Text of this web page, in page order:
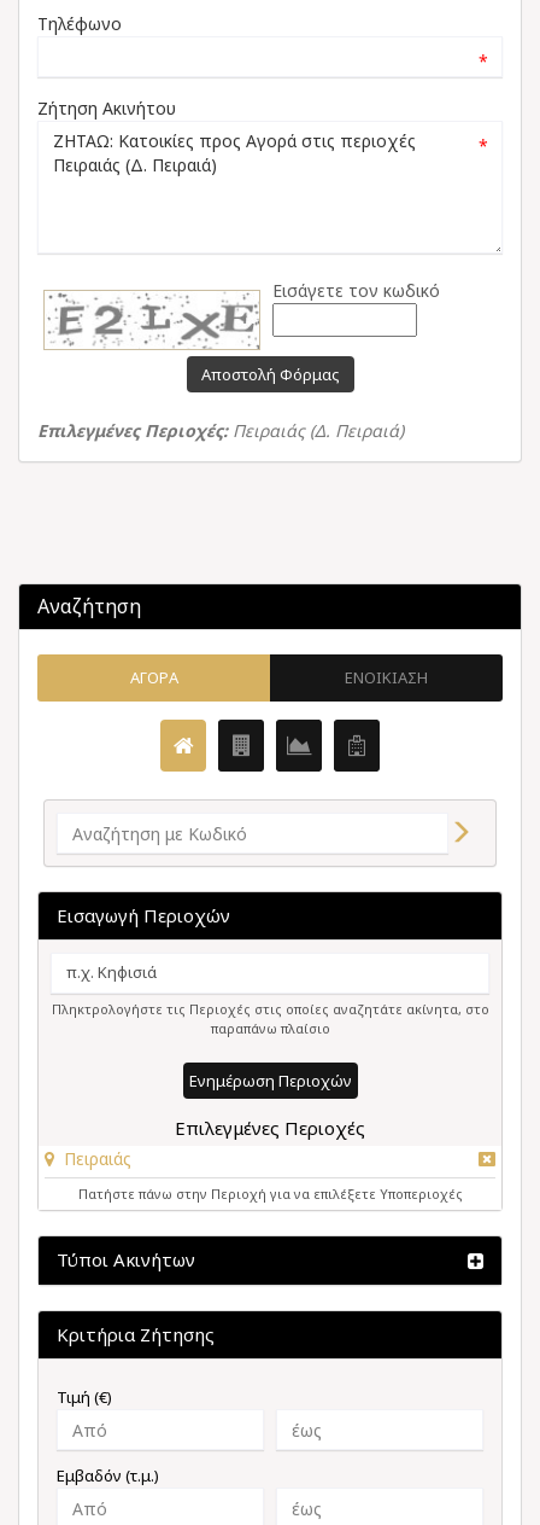
Τηλέφωνο
*
Ζήτηση Ακινήτου
*
Εισάγετε τον κωδικό
Αποστολή Φόρμας
Επιλεγμένες Περιοχές: Πειραιάς (Δ. Πειραιά)
Αναζήτηση
ΑΓΟΡΑ ΕΝΟΙΚΙΑΣΗ
Εισαγωγή Περιοχών
Πληκτρολογήστε τις Περιοχές στις οποίες αναζητάτε ακίνητα, στο
παραπάνω πλαίσιο
Ενημέρωση Περιοχών
Επιλεγμένες Περιοχές
Πειραιάς
Πατήστε πάνω στην Περιοχή για να επιλέξετε Υποπεριοχές
Τύποι Ακινήτων
Κριτήρια Ζήτησης
Τιμή (€)
Εμβαδόν (τ.μ.)